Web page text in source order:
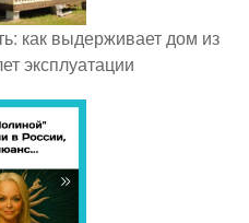
как выдерживает дом из
эксплуатации